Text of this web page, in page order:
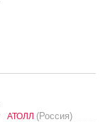
АТОЛЛ (Россия)